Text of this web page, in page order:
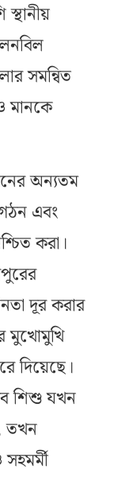
সমন্বিত
মানকে
অন্যতম
এবং
করা।
দূর করার
মুখোমুখি
দিয়েছে।
শিশু যখন
তখন